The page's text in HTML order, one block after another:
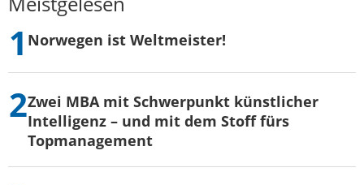
Norwegen ist Weltmeister!
Zwei MBA mit Schwerpunkt künstlicher
Intelligenz – und mit dem Stoff fürs
Topmanagement